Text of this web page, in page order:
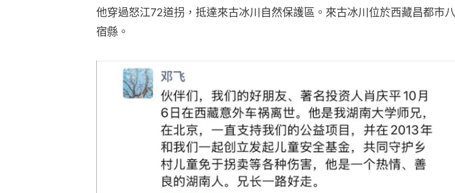
他穿過怒江72道拐，抵達來古冰川自然保護區。來古冰川位於西藏昌都市八
宿縣。